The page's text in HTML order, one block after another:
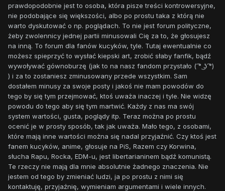
prawdopodobnie jest to osoba, która pisze treści kontrowersyjne,
nie podobające się większości, albo po prostu taka z którą nie
warto dyskutować o np. poglądach. To nie jest forum polityczne,
żeby zwolennicy jednej partii minusowali Cię za to, że głosujesz
na inną. To forum dla fanów kucyków, tyle. Tutaj ewentualnie co
możesz spieprzyć to wysłać kiepski art, zrobić słaby fanfik, bądź
wywoływać gównoburzę (jak to na nasz fandom przystało ( ͡° ͜ʖ ͡°)
) i za to zostaniesz zminusowany przede wszystkim. Sam
dostałem minusy za swoje posty i jakoś nie mam powodów do
tego by się tym przejmować, ktoś uważa inaczej i tyle. Nie widzę
powodu do tego aby się tym martwić. Każdy z nas ma swój
system wartości, gusta, poglądy itp. Teraz można po prostu
ocenić je w prosty sposób, tak jak uważa. Mało tego, z osobami,
które mają inne wartości można się nadal przyjaźnić. Czy ktoś jest
fanem kucyków, anime, głosuje na PiS, Razem czy Korwina,
słucha Rapu, Rocka, EDM-u, jest libertarianinem bądź komunistą.
Te rzeczy nie mają dla mnie absolutnie żadnego znaczenia. Nie
jestem od tego by zmieniać ludzi, ja po prostu z nimi się
kontaktuję, przyjaźnię, wymieniam argumentami i wiele innych.